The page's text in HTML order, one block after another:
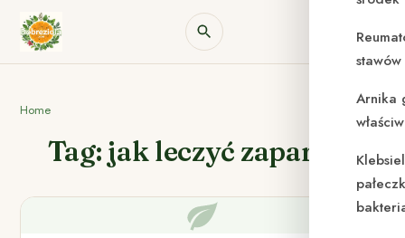
Arnika
Home
Tag: jak leczyć zaparcia.